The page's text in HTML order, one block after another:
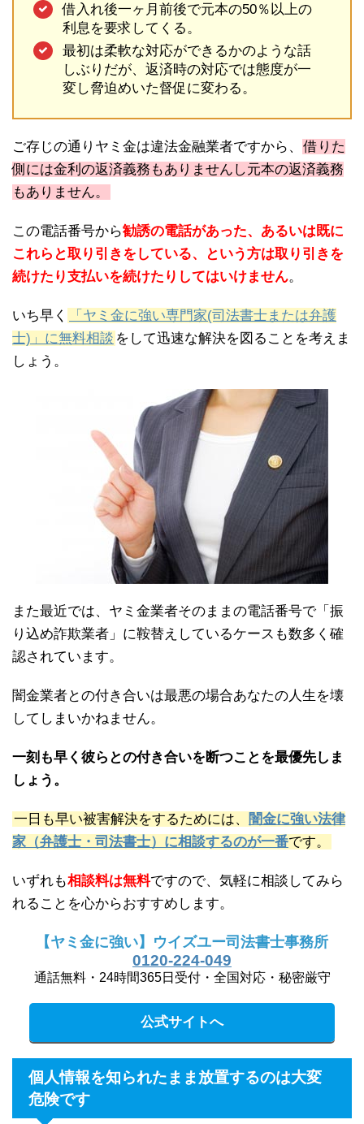
借入れ後一ヶ月前後で元本の50％以上の
利息を要求してくる。
最初は柔軟な対応ができるかのような話
しぶりだが、返済時の対応では態度が一
変し脅迫めいた督促に変わる。
ご存じの通りヤミ金は違法金融業者ですから、
借りた
側には金利の返済義務もありませんし元本の返済義務
もありません。
この電話番号から勧誘の電話があった、あるいは既に
これらと取り引きをしている、という方は取り引きを
続けたり支払いを続けたりしてはいけません。
いち早く
「ヤミ金に強い専門家(司法書士または弁護
士)」に無料相談 をして迅速な解決を図ることを考えま
しょう。
また最近では、ヤミ金業者そのままの電話番号で「振
り込め詐欺業者」に鞍替えしているケースも数多く確
認されています。
闇金業者との付き合いは最悪の場合あなたの人生を壊
してしまいかねません。
一刻も早く彼らとの付き合いを断つことを最優先しま
しょう。
一日も早い被害解決をするためには、
闇金に強い法律
家（弁護士・司法書士）に相談するのが一番です。
いずれも相談料は無料ですので、気軽に相談してみら
れることを心からおすすめします。
【ヤミ金に強い】ウイズユー司法書士事務所
0120-224-049
通話無料・24時間365日受付・全国対応・秘密厳守
公式サイトへ
個人情報を知られたまま放置するのは大変
危険です